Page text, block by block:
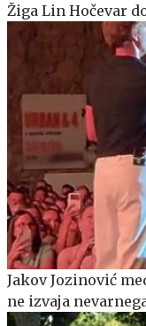
Žiga Lin Hočevar
Jakov Jozinović
ne izvaja